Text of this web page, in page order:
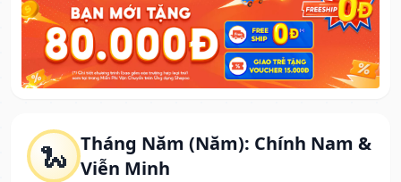
🐍 Tháng Năm (Năm): Chính Nam &
Viễn Minh